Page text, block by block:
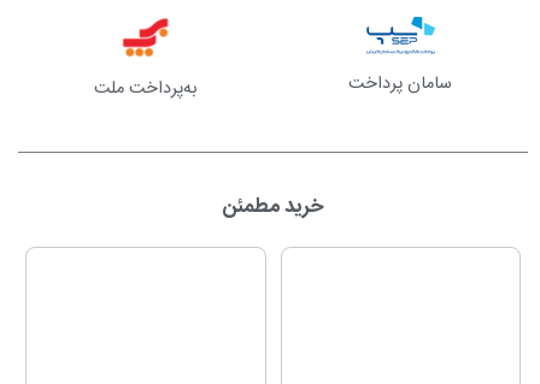
سامان پرداخت به‌پرداخت ملت
خرید مطمئن